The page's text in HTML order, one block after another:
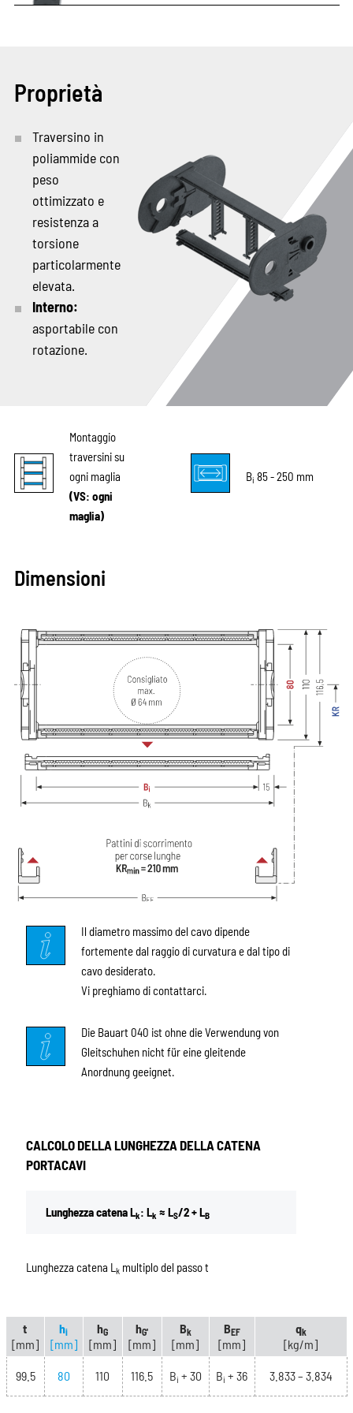
Proprietà
Traversino in
poliammide con
peso
ottimizzato e
resistenza a
torsione
particolarmente
elevata.
Interno:
asportabile con
rotazione.
Montaggio
traversini su
ogni maglia
(VS: ogni
maglia)
Bi 85 - 250 mm
Dimensioni
Il diametro massimo del cavo dipende
fortemente dal raggio di curvatura e dal tipo di
cavo desiderato.
Vi preghiamo di contattarci.
Die Bauart 040 ist ohne die Verwendung von
Gleitschuhen nicht für eine gleitende
Anordnung geeignet.
CALCOLO DELLA LUNGHEZZA DELLA CATENA
PORTACAVI
Lunghezza catena Lk: Lk ≈ LS/2 + LB
Lunghezza catena L kmultiplo del passo t
t
[mm]
hi
[mm]
hG
[mm]
hG'
[mm]
Bk
[mm]
BEF
[mm]
qk
[kg/m]
99.5 80 110 116.5 Bi + 30 Bi + 36 3.833 – 3.834